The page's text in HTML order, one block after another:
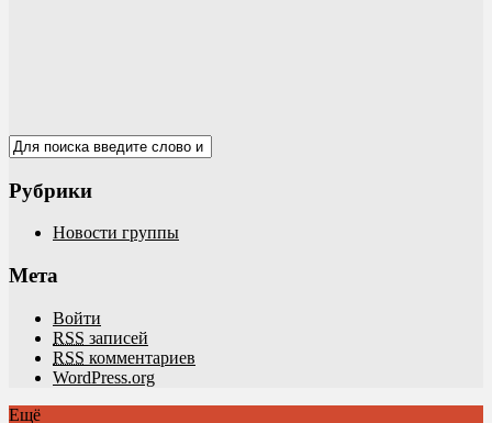
Рубрики
Новости группы
Мета
Войти
RSS записей
RSS комментариев
WordPress.org
Ещё